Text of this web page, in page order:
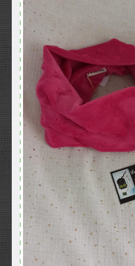
Mentions légales
Mon compte
Panier
Politique de confidentialité
Validation de la commande